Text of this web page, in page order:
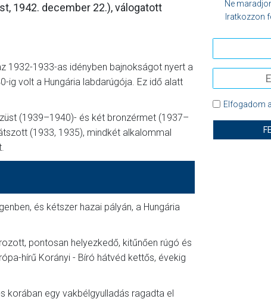
1942. december 22.), válogatott
1932-1933-as idényben bajnokságot nyert a
ig volt a Hungária labdarúgója. Ez idő alatt
és 3 gólt lőtt.
(1939–1940)- és két bronzérmet (1937–
(1933, 1935), mindkét alkalommal
és kétszer hazai pályán, a Hungária
pontosan helyezkedő, kitűnően rúgó és
hírű Korányi - Bíró hátvéd kettős, évekig
korában egy vakbélgyulladás ragadta el
Ne
Iratkozzon
Elfogadom